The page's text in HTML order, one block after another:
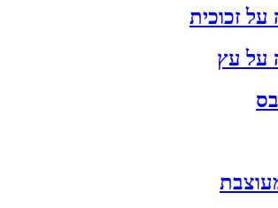
זכוכית
על עץ